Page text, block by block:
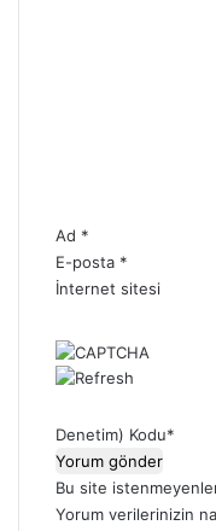
Ad *
E-posta *
İnternet sitesi
Denetim) Kodu*
Bu site
Yorum verilerinizin